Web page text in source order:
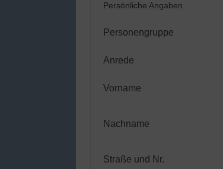
Persönliche Angaben
Personengruppe
Anrede
Vorname
Nachname
Straße und Nr.